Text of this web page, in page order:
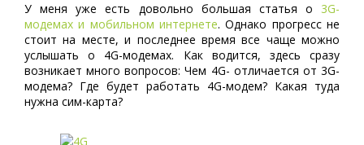
У меня уже есть довольно большая статья о 3G-
модемах и мобильном интернете. Однако прогресс не
стоит на месте, и последнее время все чаще можно
услышать о 4G-модемах. Как водится, здесь сразу
возникает много вопросов: Чем 4G- отличается от 3G-
модема? Где будет работать 4G-модем? Какая туда
нужна сим-карта?